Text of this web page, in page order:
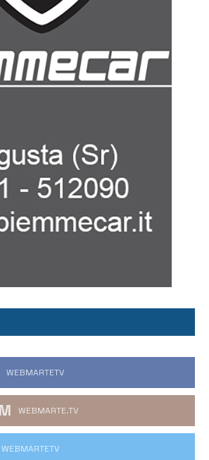
WEBMARTETV
WEBMARTE.TV
WEBMARTETV